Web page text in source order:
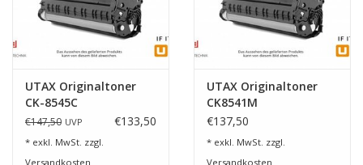
Konstante Farbbrillanz – ideal für Grafiken, Präsentationen &
Dokumente
Minimiertes Risiko von Tonerausfällen oder Druckfehlern
Schont Ihr Gerät durch optimale Zusammensetzung und
Passgenauigkeit
UTAX Originaltoner
CK-8545C
€147,50 UVP €133,50
* exkl. MwSt. zzgl.
Versandkosten
UTAX Originaltoner
CK8541M
€137,50
* exkl. MwSt. zzgl.
Versandkosten